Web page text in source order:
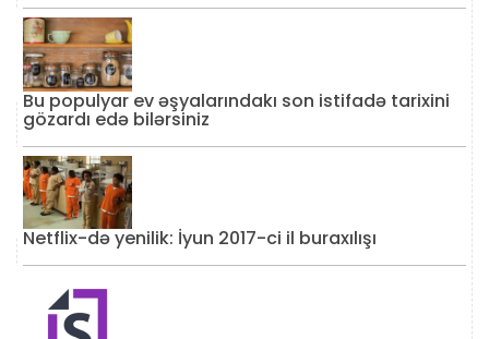
Bu populyar ev əşyalarındakı son istifadə tarixini
gözardı edə bilərsiniz
Netflix-də yenilik: İyun 2017-ci il buraxılışı